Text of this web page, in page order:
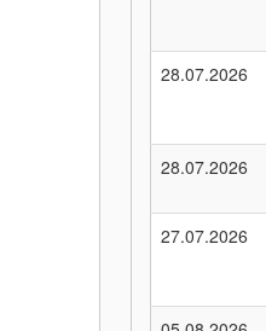
28.07.2026
28.07.2026
27.07.2026